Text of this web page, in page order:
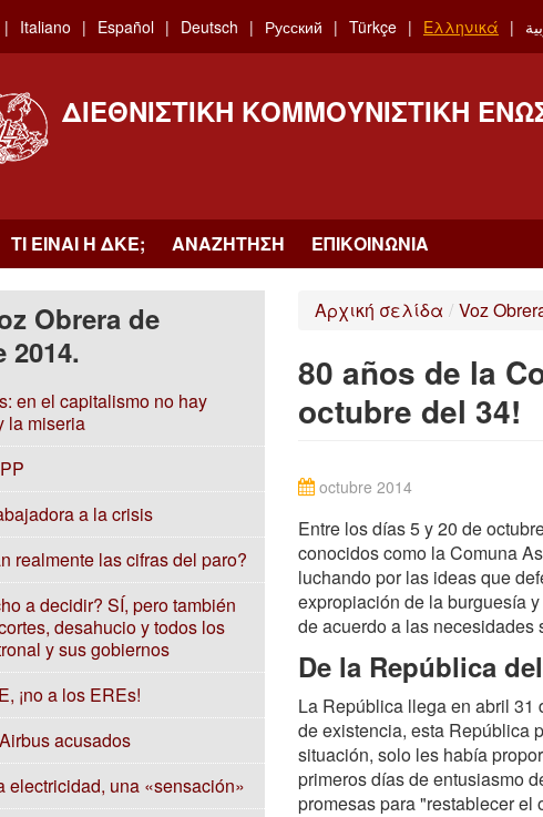
Italiano Español Deutsch Русский Türkçe Ελληνικά
ΔΙΕΘΝΙΣΤΙΚΉ ΚΟΜΜΟΥΝΙΣΤΙΚΉ
ΤΙ ΕΊΝΑΙ Η ΔKΕ; ΑΝΑΖΉΤΗΣΗ ΕΠΙΚΟΙΝΩΝΊΑ
Obrera de
2014.
en el capitalismo no hay
la miseria
a la crisis
realmente las cifras del paro?
a decidir? SÍ, pero también
desahucio y todos los
y sus gobiernos
¡no a los EREs!
acusados
electricidad, una «sensación»
Αρχική σελίδα / Voz
80 años de la
octubre del 34!
octubre 2014
Entre los días 5 y 20 de
conocidos como la Comuna
luchando por las ideas que
expropiación de la burguesía
de acuerdo a las necesidades
De la República
La República llega en abril 31
de existencia, esta República
situación, solo les había
primeros días de entusiasmo
promesas para "restablecer el